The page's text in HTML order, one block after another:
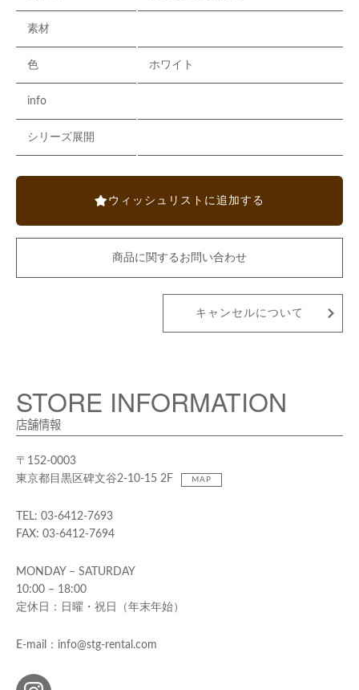
素材
色 ホワイト
info
シリーズ展開
ウィッシュリストに追加する
商品に関するお問い合わせ
キャンセルについて
STORE INFORMATION
店舗情報
〒152-0003
東京都目黒区碑文谷2-10-15 2F
MAP
TEL: 03-6412-7693
FAX: 03-6412-7694
MONDAY – SATURDAY
10:00 – 18:00
定休日：日曜・祝日（年末年始）
E-mail：info@stg-rental.com